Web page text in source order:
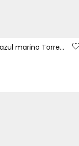
Camiseta punto niña azul marino Torre Eiffel